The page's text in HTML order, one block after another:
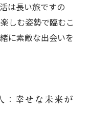
は長い旅ですの
しむ姿勢で臨むこ
に素敵な出会いを
：幸せな未来が